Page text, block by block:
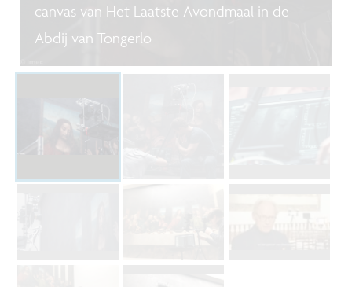
canvas van Het Laatste Avondmaal in de
Abdij van Tongerlo